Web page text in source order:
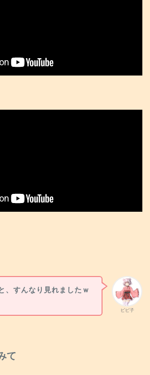
ビビ子
、すんなり見れましたｗ
て